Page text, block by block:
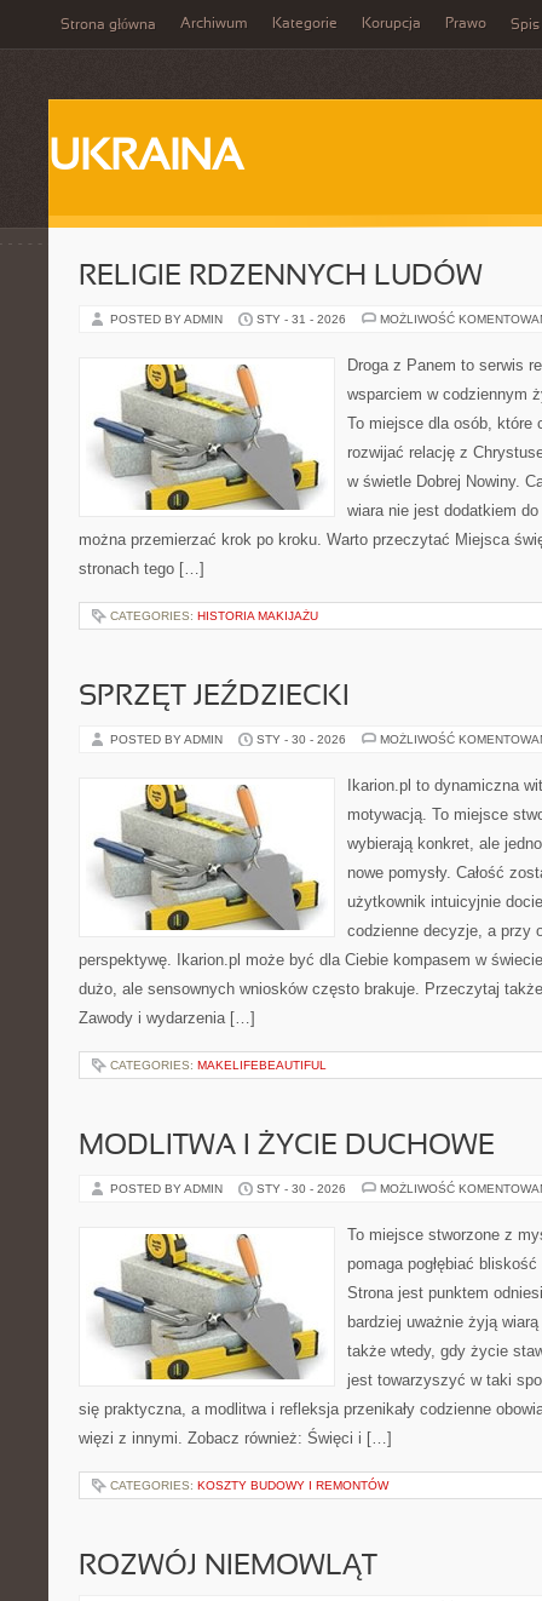
Strona główna Archiwum Kategorie Korupcja Prawo Spis
UKRAINA
RELIGIE RDZENNYCH LUDÓW
POSTED BY ADMIN STY - 31 - 2026 MOŻLIWOŚĆ
Droga z Panem to serwis
wsparciem w codziennym
To miejsce dla osób, które
rozwijać relację z
w świetle Dobrej Nowiny.
wiara nie jest dodatkiem
można przemierzać krok po kroku. Warto przeczytać Miejsca
stronach tego […]
CATEGORIES: HISTORIA MAKIJAŻU
SPRZĘT JEŹDZIECKI
POSTED BY ADMIN STY - 30 - 2026 MOŻLIWOŚĆ
Ikarion.pl to dynamiczna
motywacją. To miejsce
wybierają konkret, ale
nowe pomysły. Całość
użytkownik intuicyjnie
codzienne decyzje, a przy
perspektywę. Ikarion.pl może być dla Ciebie kompasem w
dużo, ale sensownych wniosków często brakuje. Przeczytaj
Zawody i wydarzenia […]
CATEGORIES: MAKELIFEBEAUTIFUL
MODLITWA I ŻYCIE DUCHOWE
POSTED BY ADMIN STY - 30 - 2026 MOŻLIWOŚĆ
To miejsce stworzone z
pomaga pogłębiać
Strona jest punktem
bardziej uważnie żyją
także wtedy, gdy życie
jest towarzyszyć w taki
się praktyczna, a modlitwa i refleksja przenikały codzienne
więzi z innymi. Zobacz również: Święci i […]
CATEGORIES: KOSZTY BUDOWY I REMONTÓW
ROZWÓJ NIEMOWLĄT